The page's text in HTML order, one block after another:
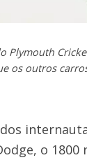
Plymouth
os outros
o